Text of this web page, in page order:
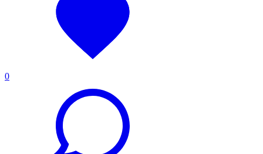
0